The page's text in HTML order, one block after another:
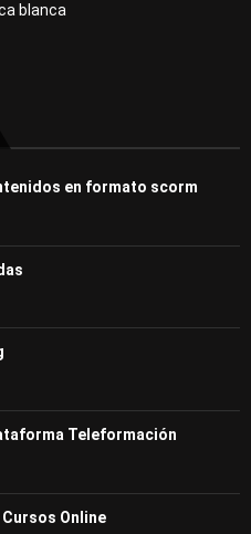
blanca
en formato scorm
Teleformación
Online